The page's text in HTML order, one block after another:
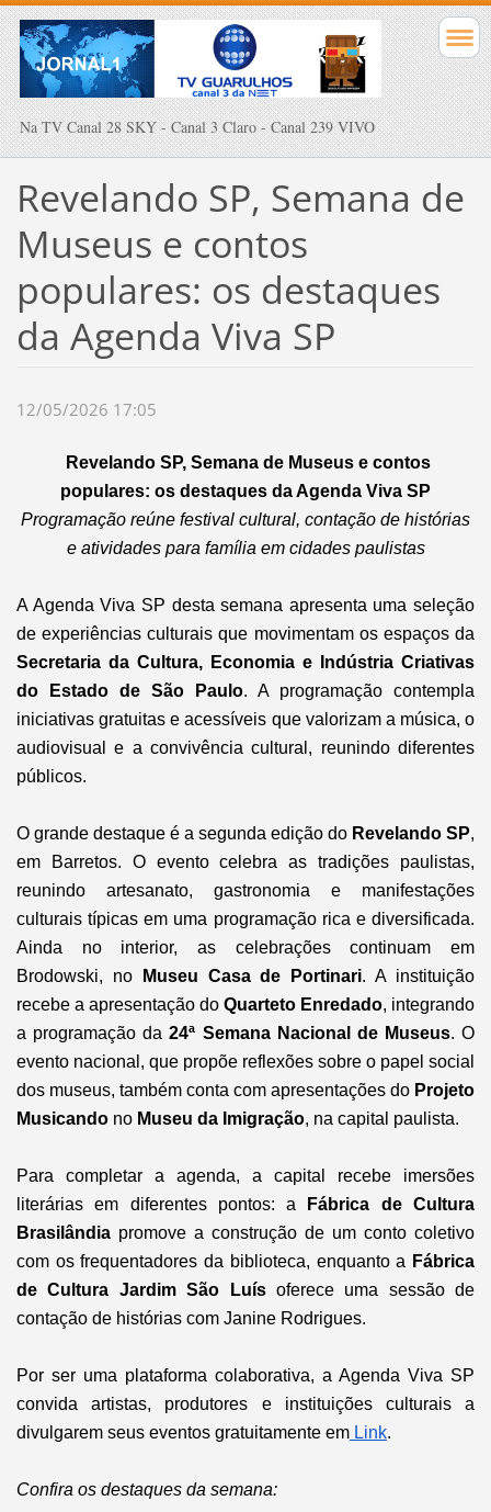
Na TV Canal 28 SKY - Canal 3 Claro - Canal 239 VIVO
Revelando SP, Semana de
Museus e contos
populares: os destaques
da Agenda Viva SP
12/05/2026 17:05
Revelando SP, Semana de Museus e contos
populares: os destaques da Agenda Viva SP
Programação reúne festival cultural, contação de histórias
e atividades para família em cidades paulistas
A Agenda Viva SP desta semana apresenta uma seleção
de experiências culturais que movimentam os espaços da
Secretaria da Cultura, Economia e Indústria Criativas
do Estado de São Paulo. A programação contempla
iniciativas gratuitas e acessíveis que valorizam a música, o
audiovisual e a convivência cultural, reunindo diferentes
públicos.
O grande destaque é a segunda edição do Revelando SP,
em Barretos. O evento celebra as tradições paulistas,
reunindo artesanato, gastronomia e manifestações
culturais típicas em uma programação rica e diversificada.
Ainda no interior, as celebrações continuam em
Brodowski, no
Museu Casa de Portinari. A instituição
recebe a apresentação doQuarteto Enredado, integrando
a programação da24ª Semana Nacional de Museus. O
evento nacional, que propõe reflexões sobre o papel social
dos museus, também conta com apresentações do Projeto
Musicandono Museu da Imigração, na capital paulista.
Para completar a agenda, a capital recebe imersões
literárias em diferentes pontos: a
Fábrica de Cultura
Brasilândiapromove a construção de um conto coletivo
com os frequentadores da biblioteca, enquanto a Fábrica
de Cultura Jardim São Luís oferece uma sessão de
contação de histórias com Janine Rodrigues.
Por ser uma plataforma colaborativa, a Agenda Viva SP
convida artistas, produtores e instituições culturais a
divulgarem seus eventos gratuitamente em Link.
Confira os destaques da semana: